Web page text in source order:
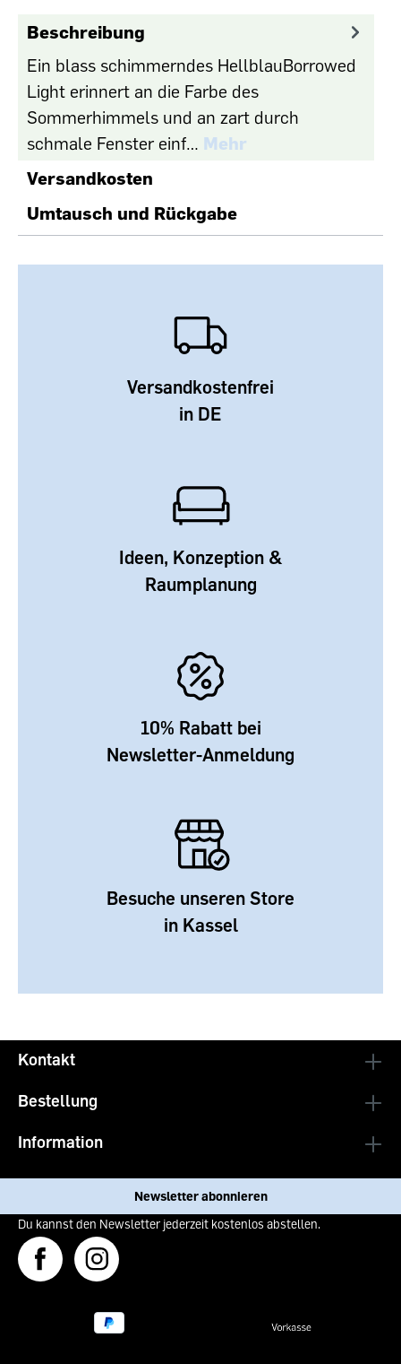
Beschreibung
Ein blass schimmerndes HellblauBorrowed
Light erinnert an die Farbe des
Sommerhimmels und an zart durch
schmale Fenster einf… Mehr
Versandkosten
Umtausch und Rückgabe
Versandkostenfrei
in DE
Ideen, Konzeption &
Raumplanung
10% Rabatt bei
Newsletter-Anmeldung
Besuche unseren Store
in Kassel
Kontakt
Bestellung
Information
Newsletter abonnieren
Du kannst den Newsletter jederzeit kostenlos abstellen.